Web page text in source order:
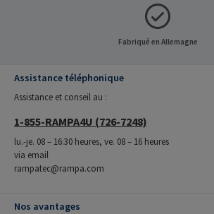
Fabriqué en Allemagne
Assistance téléphonique
Assistance et conseil au :
1-855-RAMPA4U (726-7248)
lu.-je. 08 – 16:30 heures, ve. 08 – 16 heures
via email
rampatec@rampa.com
Nos avantages